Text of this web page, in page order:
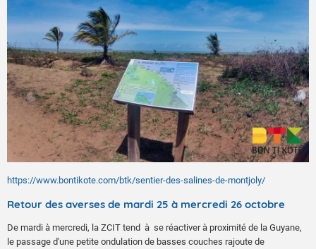
https://www.bontikote.com/btk/sentier-des-salines-de-montjoly/
Retour des averses de mardi 25 à mercredi 26 octobre
De mardi à mercredi, la ZCIT tend à se réactiver à proximité de la Guyane,
le passage d'une petite ondulation de basses couches rajoute de